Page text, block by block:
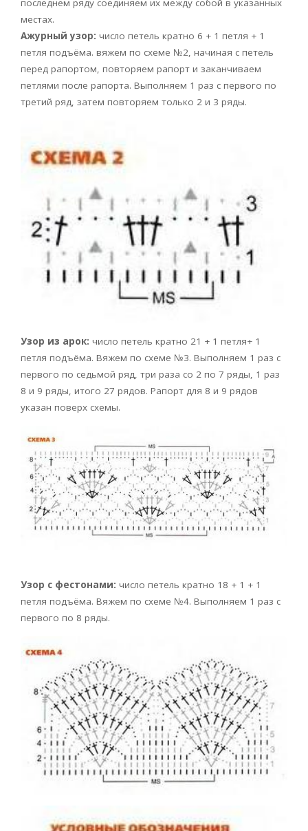
последнем ряду соединяем их между собой в указанных
местах.
Ажурный узор: число петель кратно 6 + 1 петля + 1
петля подъёма. вяжем по схеме №2, начиная с петель
перед рапортом, повторяем рапорт и заканчиваем
петлями после рапорта. Выполняем 1 раз с первого по
третий ряд, затем повторяем только 2 и 3 ряды.
Узор из арок: число петель кратно 21 + 1 петля+ 1
петля подъёма. Вяжем по схеме №3. Выполняем 1 раз с
первого по седьмой ряд, три раза со 2 по 7 ряды, 1 раз
8 и 9 ряды, итого 27 рядов. Рапорт для 8 и 9 рядов
указан поверх схемы.
Узор с фестонами: число петель кратно 18 + 1 + 1
петля подъёма. Вяжем по схеме №4. Выполняем 1 раз с
первого по 8 ряды.